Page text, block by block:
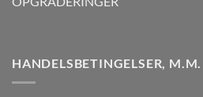
HANDELSBETINGELSER, M.M.